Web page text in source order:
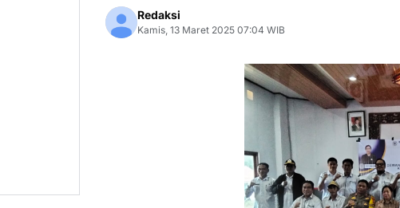
Redaksi
Kamis, 13 Maret 2025 07:04 WIB